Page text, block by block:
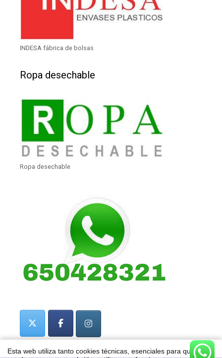
INDESA fábrica de bolsas
Ropa desechable
Ropa desechable
Esta web utiliza tanto cookies técnicas, esenciales para que